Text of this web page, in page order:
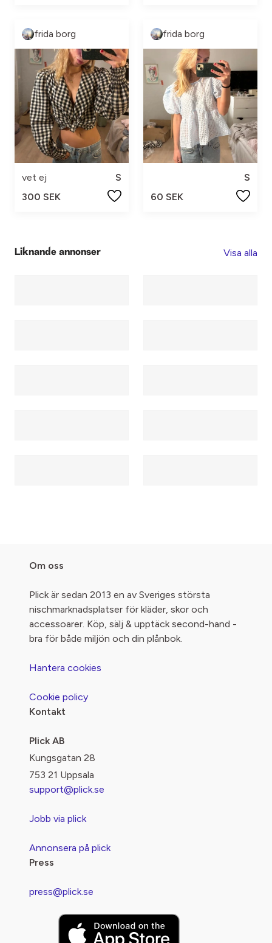
frida borg
vet ej
S
300 SEK
frida borg
S
60 SEK
Liknande annonser Visa alla
Om oss
Plick är sedan 2013 en av Sveriges största
nischmarknadsplatser för kläder, skor och
accessoarer. Köp, sälj & upptäck second-hand -
bra för både miljön och din plånbok.
Hantera cookies
Cookie policy
Kontakt
Plick AB
Kungsgatan 28
753 21 Uppsala
support@plick.se
Jobb via plick
Annonsera på plick
Press
press@plick.se